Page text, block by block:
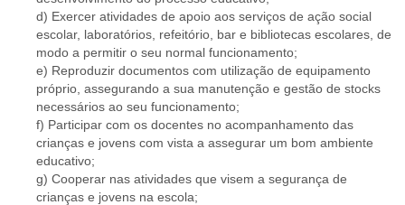
d) Exercer atividades de apoio aos serviços de ação social
escolar, laboratórios, refeitório, bar e bibliotecas escolares, de
modo a permitir o seu normal funcionamento;
e) Reproduzir documentos com utilização de equipamento
próprio, assegurando a sua manutenção e gestão de stocks
necessários ao seu funcionamento;
f) Participar com os docentes no acompanhamento das
crianças e jovens com vista a assegurar um bom ambiente
educativo;
g) Cooperar nas atividades que visem a segurança de
crianças e jovens na escola;